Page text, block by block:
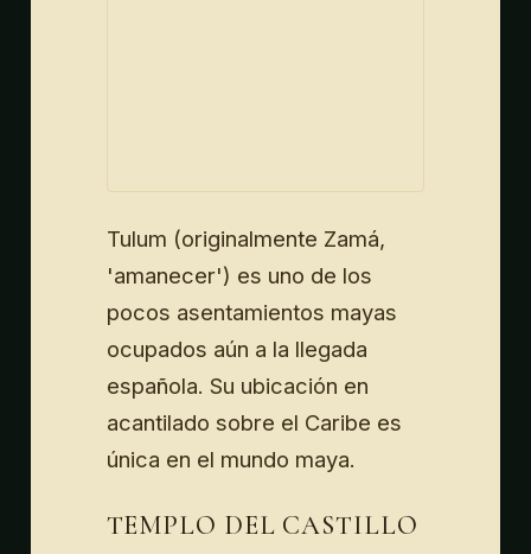
Tulum (originalmente Zamá,
'amanecer') es uno de los
pocos asentamientos mayas
ocupados aún a la llegada
española. Su ubicación en
acantilado sobre el Caribe es
única en el mundo maya.
TEMPLO DEL CASTILLO